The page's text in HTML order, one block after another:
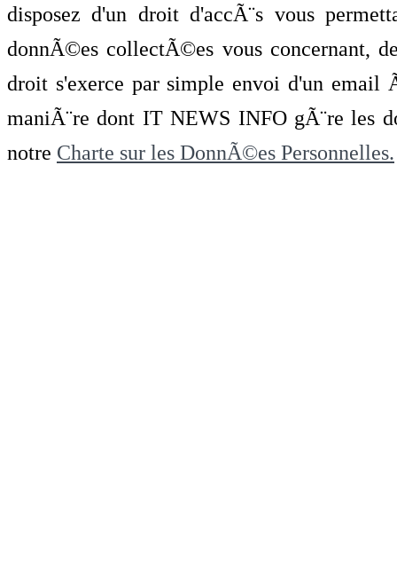
disposez d'un droit d'accÃ¨s vous
donnÃ©es collectÃ©es vous concernant,
droit s'exerce par simple envoi d'un
maniÃ¨re dont IT NEWS INFO gÃ¨re les
notre Charte sur les DonnÃ©es Personnelles.